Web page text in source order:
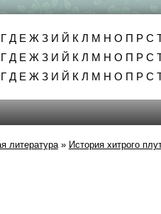
Г Д Е Ж З И Й К Л М Н О П Р С
Г Д Е Ж З И Й К Л М Н О П Р С
Г Д Е Ж З И Й К Л М Н О П Р С
литература» История хитрого